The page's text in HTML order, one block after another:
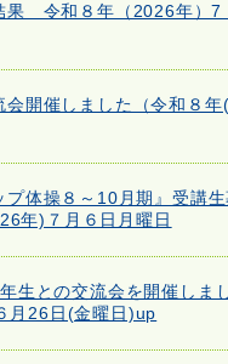
果 令和８年（2026年）7
会開催しました（令和８
プ体操８～10月期』受講
年)７月６日月曜日
生との交流会を開催し
月26日(金曜日)up